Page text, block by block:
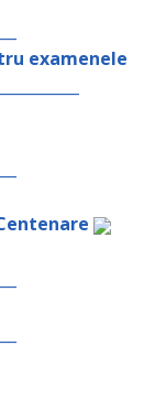
examenele